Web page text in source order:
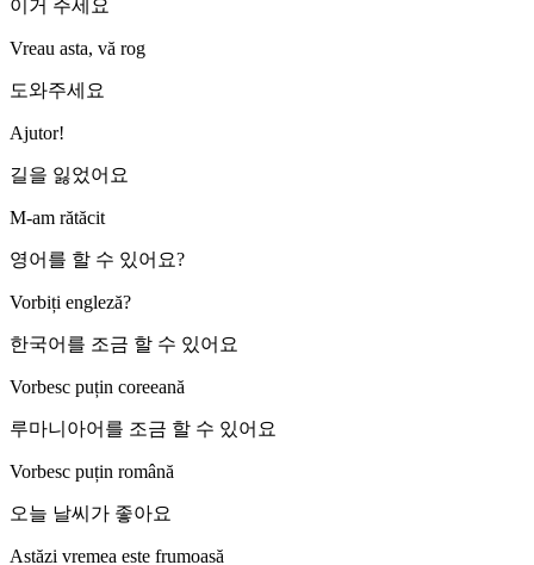
이거 주세요
Vreau asta, vă rog
도와주세요
Ajutor!
길을 잃었어요
M-am rătăcit
영어를 할 수 있어요?
Vorbiți engleză?
한국어를 조금 할 수 있어요
Vorbesc puțin coreeană
루마니아어를 조금 할 수 있어요
Vorbesc puțin română
오늘 날씨가 좋아요
Astăzi vremea este frumoasă